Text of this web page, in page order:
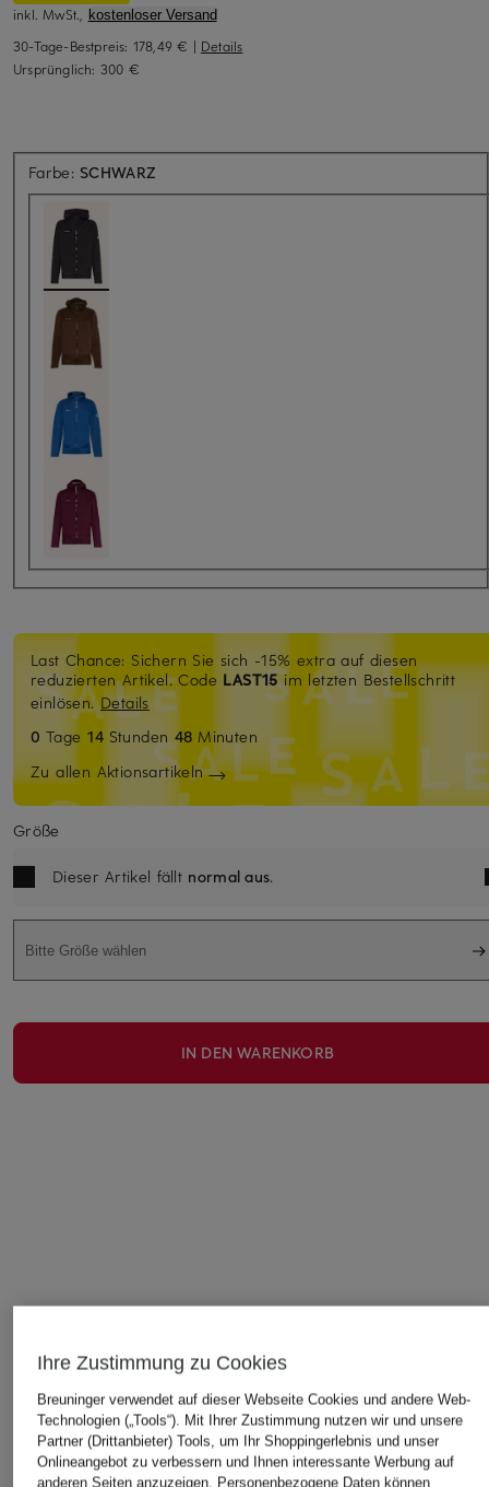
inkl. MwSt., kostenloser Versand
30-Tage-Bestpreis: 178,49 € | Details
Ursprünglich: 300 €
Farbe: SCHWARZ
Last Chance: Sichern Sie sich -15% extra auf diesen
reduzierten Artikel. Code LAST15im letzten Bestellschritt
einlösen.Details
0 Tage14 Stunden 48 Minuten
Zu allen Aktionsartikeln
Größe
Dieser Artikel fällt normal aus.
Bitte Größe wählen
IN DEN WARENKORB
Ihre Zustimmung zu Cookies
Breuninger verwendet auf dieser Webseite Cookies und andere Web-
Technologien („Tools“). Mit Ihrer Zustimmung nutzen wir und unsere
Partner (Drittanbieter) Tools, um Ihr Shoppingerlebnis und unser
Onlineangebot zu verbessern und Ihnen interessante Werbung auf
anderen Seiten anzuzeigen. Personenbezogene Daten können